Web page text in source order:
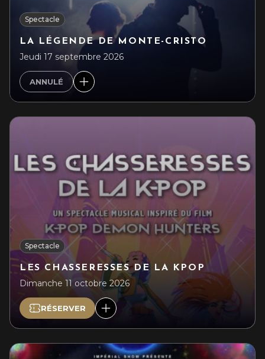
Spectacle
LA LÉGENDE DE MONTE-CRISTO
Jeudi 17 septembre 2026
ANNULÉ
Spectacle
LES CHASSERESSES DE LA KPOP
Dimanche 11 octobre 2026
RÉSERVER